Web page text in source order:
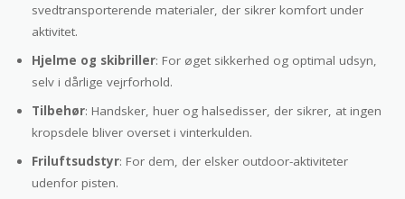
svedtransporterende materialer, der sikrer komfort under
aktivitet.
Hjelme og skibriller: For øget sikkerhed og optimal udsyn,
selv i dårlige vejrforhold.
Tilbehør: Handsker, huer og halsedisser, der sikrer, at ingen
kropsdele bliver overset i vinterkulden.
Friluftsudstyr: For dem, der elsker outdoor-aktiviteter
udenfor pisten.